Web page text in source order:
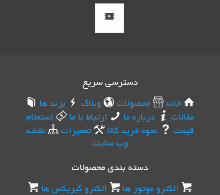
دسترسی سریع
خانه
محصولات وبلاگ
برند ها
مقالات
درباره ما ارتباط با ما
استعلام
قیمت
نحوه خرید کالا تعمیرات
نقشه
وب سایت
دسته بندی محصولات
الکترو موتور ها
الکترو گیربکس ها